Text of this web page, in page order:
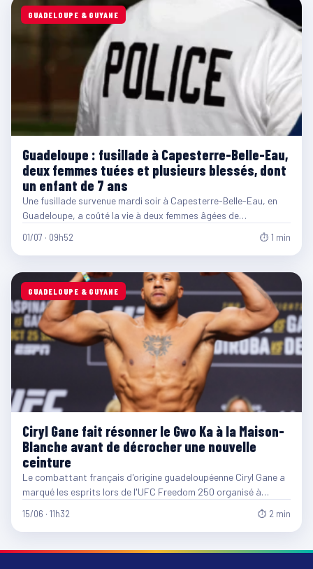
GUADELOUPE & GUYANE
Guadeloupe : fusillade à Capesterre-Belle-Eau,
deux femmes tuées et plusieurs blessés, dont
un enfant de 7 ans
Une fusillade survenue mardi soir à Capesterre-Belle-Eau, en
Guadeloupe, a coûté la vie à deux femmes âgées de…
01/07 · 09h52 ⏱ 1 min
GUADELOUPE & GUYANE
Ciryl Gane fait résonner le Gwo Ka à la Maison-
Blanche avant de décrocher une nouvelle
ceinture
Le combattant français d'origine guadeloupéenne Ciryl Gane a
marqué les esprits lors de l'UFC Freedom 250 organisé à…
15/06 · 11h32 ⏱ 2 min